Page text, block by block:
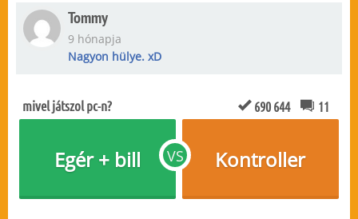
Tommy
9 hónapja
Nagyon hülye. xD
mivel játszol pc-n? 690 644 11
VS
Egér + bill Kontroller